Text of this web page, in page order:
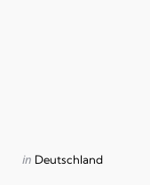
Categories
Posted
in Deutschland